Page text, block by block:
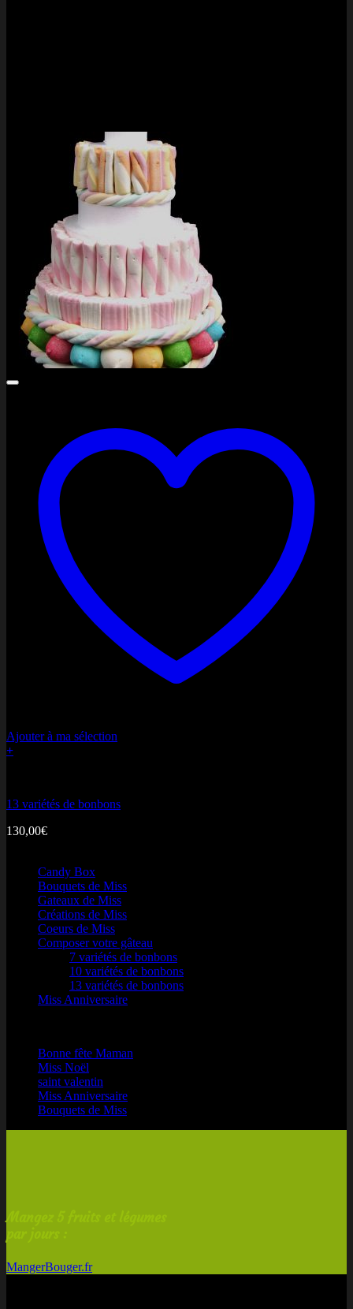
PayPal
Stripe
Ajouter à ma sélection
+
13 variétés de bonbons
130,00€
Candy Box
Bouquets de Miss
Gateaux de Miss
Créations de Miss
Coeurs de Miss
Composer votre gâteau
7 variétés de bonbons
10 variétés de bonbons
13 variétés de bonbons
Miss Anniversaire
Bonne fête Maman
Miss Noël
saint valentin
Miss Anniversaire
Bouquets de Miss
MangerBouger.fr